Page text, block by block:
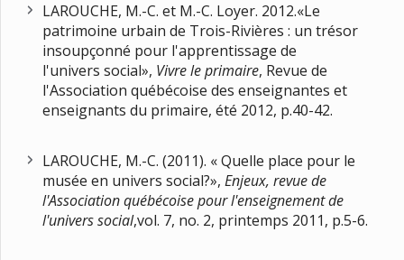
LAROUCHE, M.-C. et M.-C. Loyer. 2012.«Le
patrimoine urbain de Trois-Rivières : un trésor
insoupçonné pour l'apprentissage de
l'univers social», Vivre leprimaire, Revue de
l'Association québécoise des enseignantes et
enseignants du primaire, été 2012, p.40-42.
LAROUCHE, M.-C. (2011). « Quelle place pour le
musée en univers social?», Enjeux, revue de
l'Association québécoise pour l'enseignement de
l'univers social,vol. 7, no. 2, printemps 2011, p.5-6.